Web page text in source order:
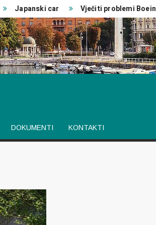
Japanski car Vječiti problemi Boeinga
DOKUMENTI KONTAKTI